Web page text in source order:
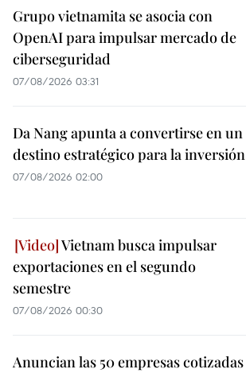
Grupo vietnamita se asocia con
OpenAI para impulsar mercado de
ciberseguridad
07/08/2026 03:31
Da Nang apunta a convertirse en un
destino estratégico para la inversión
07/08/2026 02:00
Vietnam busca impulsar
exportaciones en el segundo
semestre
07/08/2026 00:30
Anuncian las 50 empresas cotizadas